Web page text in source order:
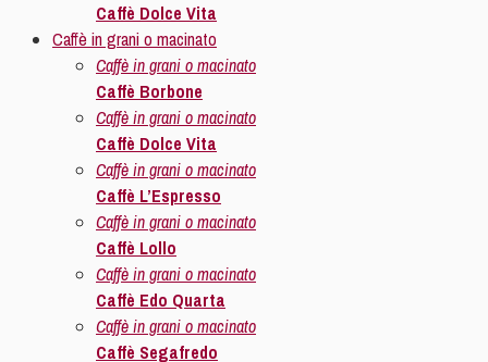
Caffè Dolce Vita
Caffè in grani o macinato
Caffè in grani o macinato
Caffè Borbone
Caffè in grani o macinato
Caffè Dolce Vita
Caffè in grani o macinato
Caffè L’Espresso
Caffè in grani o macinato
Caffè Lollo
Caffè in grani o macinato
Caffè Edo Quarta
Caffè in grani o macinato
Caffè Segafredo